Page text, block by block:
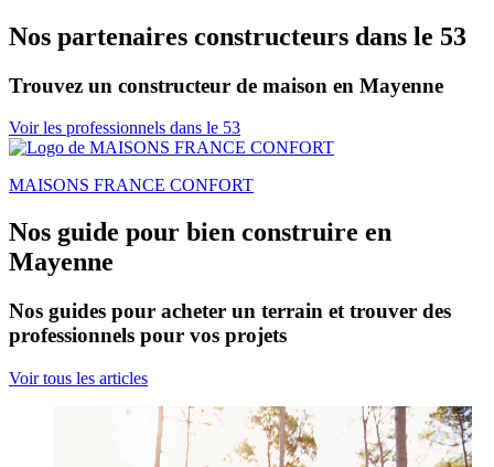
Nos partenaires constructeurs dans le 53
Trouvez un constructeur de maison en Mayenne
Voir les professionnels dans le 53
MAISONS FRANCE CONFORT
Nos guide pour bien construire en
Mayenne
Nos guides pour acheter un terrain et trouver des
professionnels pour vos projets
Voir tous les articles